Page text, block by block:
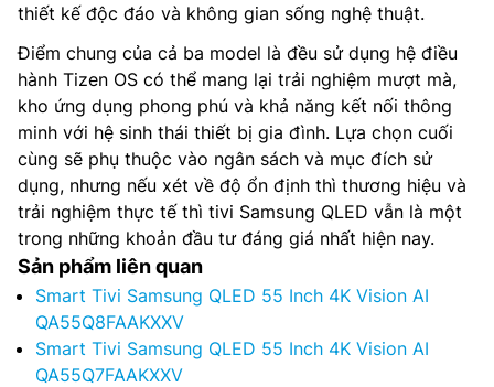
thiết kế độc đáo và không gian sống nghệ thuật.
Điểm chung của cả ba model là đều sử dụng hệ điều
hành Tizen OS có thể mang lại trải nghiệm mượt mà,
kho ứng dụng phong phú và khả năng kết nối thông
minh với hệ sinh thái thiết bị gia đình. Lựa chọn cuối
cùng sẽ phụ thuộc vào ngân sách và mục đích sử
dụng, nhưng nếu xét về độ ổn định thì thương hiệu và
trải nghiệm thực tế thì tivi Samsung QLED vẫn là một
trong những khoản đầu tư đáng giá nhất hiện nay.
Sản phẩm liên quan
Smart Tivi Samsung QLED 55 Inch 4K Vision AI
QA55Q8FAAKXXV
Smart Tivi Samsung QLED 55 Inch 4K Vision AI
QA55Q7FAAKXXV